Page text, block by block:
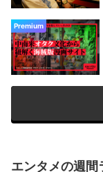
Premium
エンタメの週間